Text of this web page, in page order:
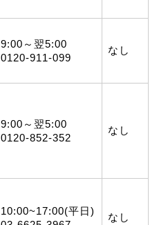
9:00～翌5:00
0120-911-099
なし
9:00～翌5:00
0120-852-352
なし
10:00~17:00(平日)
なし